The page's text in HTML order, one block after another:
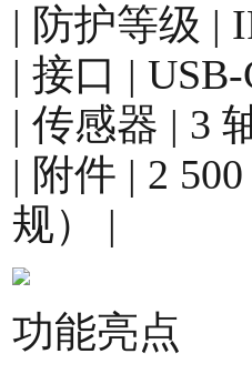
| 防护等级 |
| 接口 |
| 传感器 | 3
| 附件 | 2
规） |
功能亮点